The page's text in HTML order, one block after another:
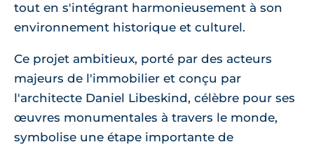
tout en s'intégrant harmonieusement à son
environnement historique et culturel.
Ce projet ambitieux, porté par des acteurs
majeurs de l'immobilier et conçu par
l'architecte Daniel Libeskind, célèbre pour ses
œuvres monumentales à travers le monde,
symbolise une étape importante de